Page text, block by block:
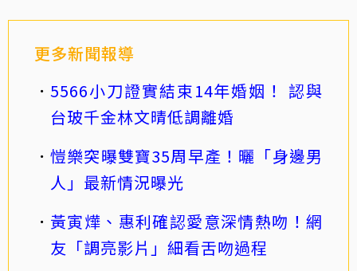
更多新聞報導
5566小刀證實結束14年婚姻！ 認與
台玻千金林文晴低調離婚
愷樂突曝雙寶35周早產！曬「身邊男
人」最新情況曝光
黃寅燁、惠利確認愛意深情熱吻！網
友「調亮影片」細看舌吻過程